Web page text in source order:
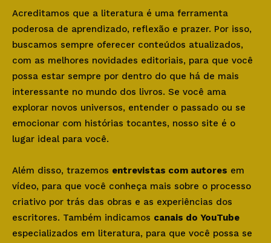
Acreditamos que a literatura é uma ferramenta
poderosa de aprendizado, reflexão e prazer. Por isso,
buscamos sempre oferecer conteúdos atualizados,
com as melhores novidades editoriais, para que você
possa estar sempre por dentro do que há de mais
interessante no mundo dos livros. Se você ama
explorar novos universos, entender o passado ou se
emocionar com histórias tocantes, nosso site é o
lugar ideal para você.
Além disso, trazemos entrevistas com autores em
vídeo, para que você conheça mais sobre o processo
criativo por trás das obras e as experiências dos
escritores. Também indicamos canais do YouTube
especializados em literatura, para que você possa se